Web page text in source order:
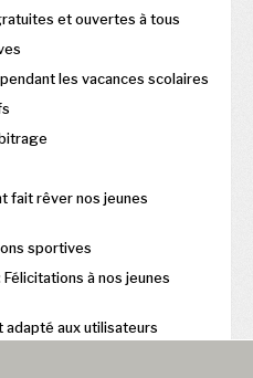
et ouvertes à tous
les vacances scolaires
fait rêver nos jeunes
sportives
à nos jeunes
adapté aux utilisateurs